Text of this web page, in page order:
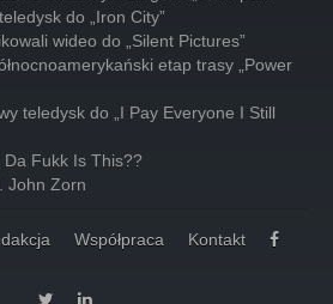
do „Iron City”
wideo do „Silent Pictures”
etap trasy „Power
teledysk do „I Pay Everyone I Still
Da Fukk Is This??
John Zorn
Współpraca Kontakt